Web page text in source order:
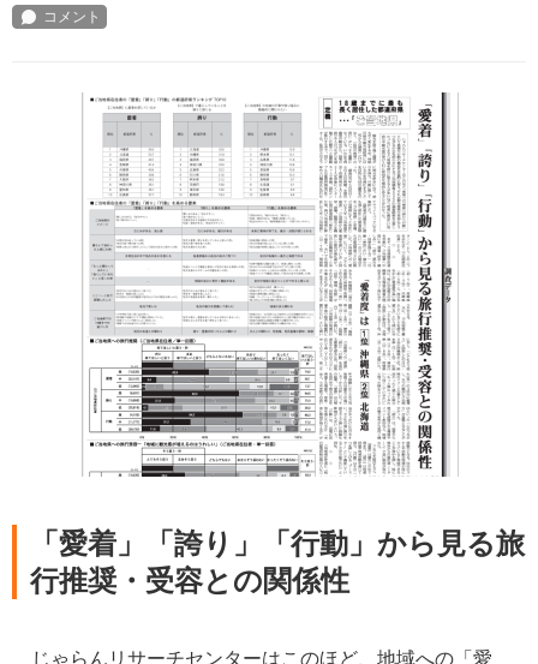
「愛着」「誇り」「行動」から見る旅
行推奨・受容との関係性
じゃらんリサーチセンターはこのほど、地域への「愛